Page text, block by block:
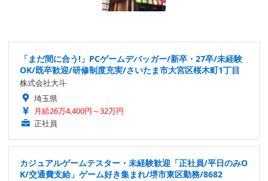
「まだ間に合う!」PCゲームデバッガー/新卒・27卒/未経験
OK/既卒歓迎/研修制度充実/さいたま市大宮区桜木町1丁目
株式会社大斗
埼玉県
月給26万4,400円～32万円
正社員
カジュアルゲームテスター・未経験歓迎「正社員/平日のみO
K/交通費支給」ゲーム好き集まれ/堺市東区勤務/8682